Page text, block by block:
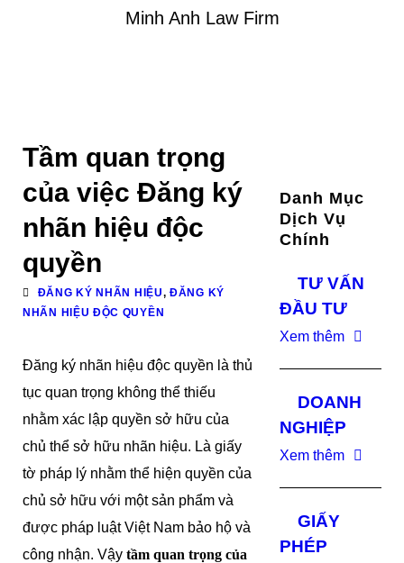
Minh Anh Law Firm
Tầm quan trọng
của việc Đăng ký
nhãn hiệu độc
quyền
ĐĂNG KÝ NHÃN HIỆU, ĐĂNG KÝ
NHÃN HIỆU ĐỘC QUYỀN
Đăng ký nhãn hiệu độc quyền là thủ
tục quan trọng không thể thiếu
nhằm xác lập quyền sở hữu của
chủ thể sở hữu nhãn hiệu. Là giấy
tờ pháp lý nhằm thể hiện quyền của
chủ sở hữu với một sản phẩm và
được pháp luật Việt Nam bảo hộ và
công nhận. Vậy tầm quan trọng của
Danh Mục
Dịch Vụ
Chính
TƯ VẤN
ĐẦU TƯ
Xem thêm
DOANH
NGHIỆP
Xem thêm
GIẤY
PHÉP